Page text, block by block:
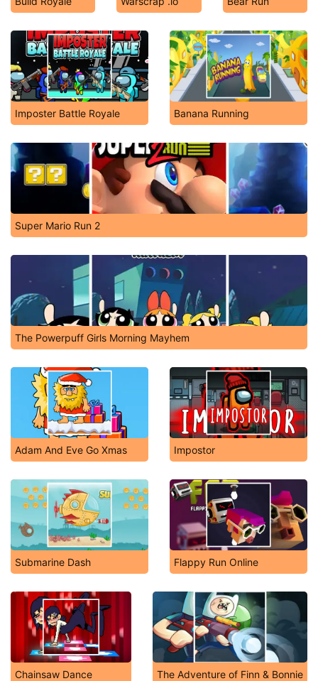
Imposter Battle Royale Banana Running
Super Mario Run 2
The Powerpuff Girls Morning Mayhem
Adam And Eve Go Xmas Impostor
Submarine Dash Flappy Run Online
Chainsaw Dance The Adventure of Finn & Bonnie